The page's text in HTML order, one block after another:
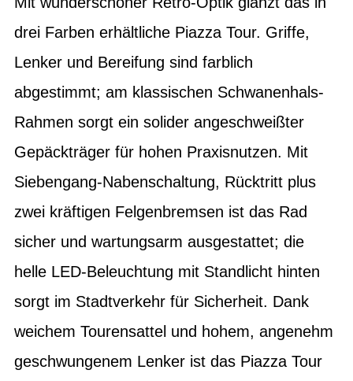
drei Farben erhältliche Piazza Tour. Griffe,
Lenker und Bereifung sind farblich
abgestimmt; am klassischen Schwanenhals-
Rahmen sorgt ein solider angeschweißter
Gepäckträger für hohen Praxisnutzen. Mit
Siebengang-Nabenschaltung, Rücktritt plus
zwei kräftigen Felgenbremsen ist das Rad
sicher und wartungsarm ausgestattet; die
helle LED-Beleuchtung mit Standlicht hinten
sorgt im Stadtverkehr für Sicherheit. Dank
weichem Tourensattel und hohem, angenehm
geschwungenem Lenker ist das Piazza Tour